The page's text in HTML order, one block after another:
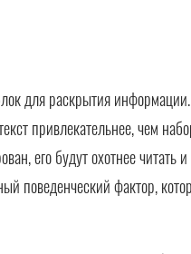
для раскрытия
привлекательнее, чем
его будут охотнее
поведенческий фактор,